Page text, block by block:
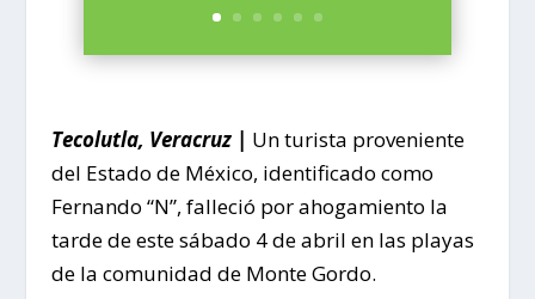
Tecolutla, Veracruz | Un turista proveniente
del Estado de México, identificado como
Fernando “N”, falleció por ahogamiento la
tarde de este sábado 4 de abril en las playas
de la comunidad de Monte Gordo.